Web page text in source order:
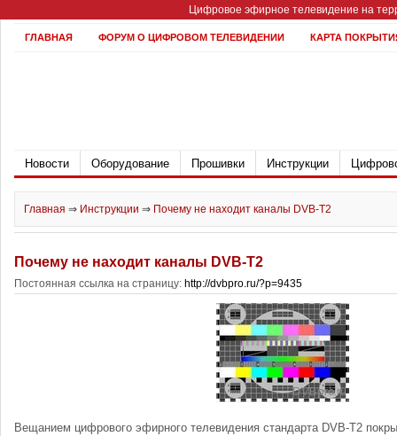
Цифровое эфирное телевидение на
ГЛАВНАЯ ФОРУМ О ЦИФРОВОМ ТЕЛЕВИДЕНИИ КАРТА
Новости Оборудование Прошивки Инструкции
Главная ⇒ Инструкции ⇒ Почему не находит каналы DVB-T2
Почему не находит каналы DVB-T2
Постоянная ссылка на страницу: http://dvbpro.ru/?p=9435
Вещанием цифрового эфирного телевидения стандарта DVB-T2